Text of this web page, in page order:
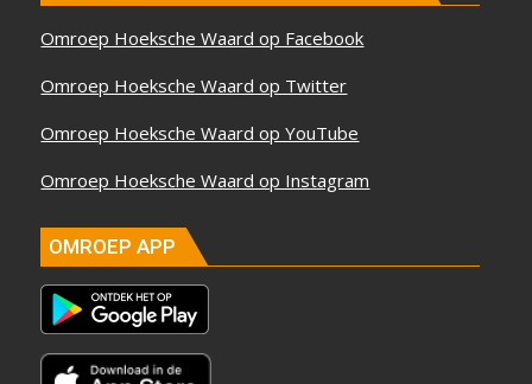
Omroep Hoeksche Waard op Facebook
Omroep Hoeksche Waard op Twitter
Omroep Hoeksche Waard op YouTube
Omroep Hoeksche Waard op Instagram
OMROEP APP